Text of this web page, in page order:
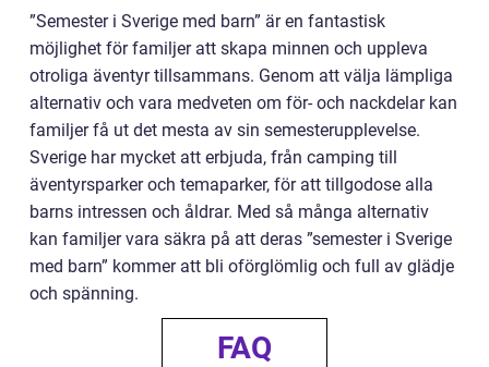
”Semester i Sverige med barn” är en fantastisk
möjlighet för familjer att skapa minnen och uppleva
otroliga äventyr tillsammans. Genom att välja lämpliga
alternativ och vara medveten om för- och nackdelar kan
familjer få ut det mesta av sin semesterupplevelse.
Sverige har mycket att erbjuda, från camping till
äventyrsparker och temaparker, för att tillgodose alla
barns intressen och åldrar. Med så många alternativ
kan familjer vara säkra på att deras ”semester i Sverige
med barn” kommer att bli oförglömlig och full av glädje
och spänning.
FAQ